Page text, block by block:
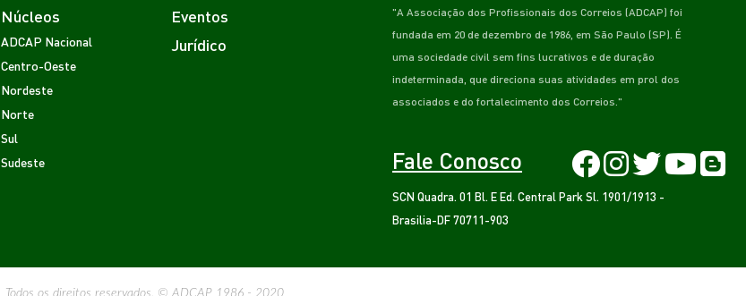
Núcleos
ADCAP Nacional
Centro-Oeste
Nordeste
Norte
Sul
Sudeste
Eventos
Jurídico
"A Associação dos Profissionais dos Correios (ADCAP) foi
fundada em 20 de dezembro de 1986, em São Paulo (SP). É
uma sociedade civil sem fins lucrativos e de duração
indeterminada, que direciona suas atividades em prol dos
associados e do fortalecimento dos Correios."
Fale Conosco
SCN Quadra. 01 Bl. E Ed. Central Park Sl. 1901/1913 -
Brasilia-DF 70711-903
Todos os direitos reservados. © ADCAP 1986 - 2020